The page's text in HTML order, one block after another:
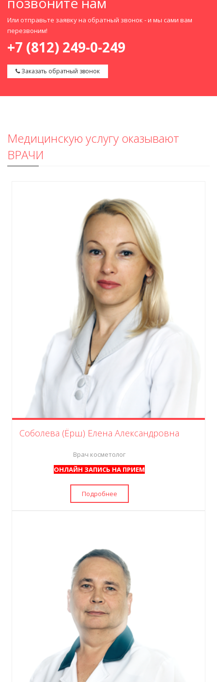
Или отправьте заявку на обратный звонок - и мы сами вам
перезвоним!
+7 (812) 249-0-249
Заказать обратный звонок
Медицинскую услугу оказывают
ВРАЧИ
Соболева (Ёрш) Елена Александровна
Врач косметолог
ОНЛАЙН ЗАПИСЬ НА ПРИЕМ
Подробнее